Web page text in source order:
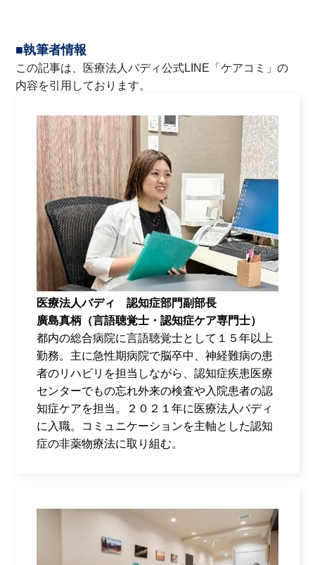
■執筆者情報
この記事は、医療法人バディ公式LINE「ケアコミ 」の
内容を引用しております。
医療法人バディ 認知症部門副部長
廣島真柄（言語聴覚士・認知症ケア専門士）
都内の総合病院に言語聴覚士として１５年以上
勤務。主に急性期病院で脳卒中、神経難病の患
者のリハビリを担当しながら、認知症疾患医療
センターでもの忘れ外来の検査や入院患者の認
知症ケアを担当。２０２１年に医療法人バディ
に入職。コミュニケーションを主軸とした認知
症の非薬物療法に取り組む。